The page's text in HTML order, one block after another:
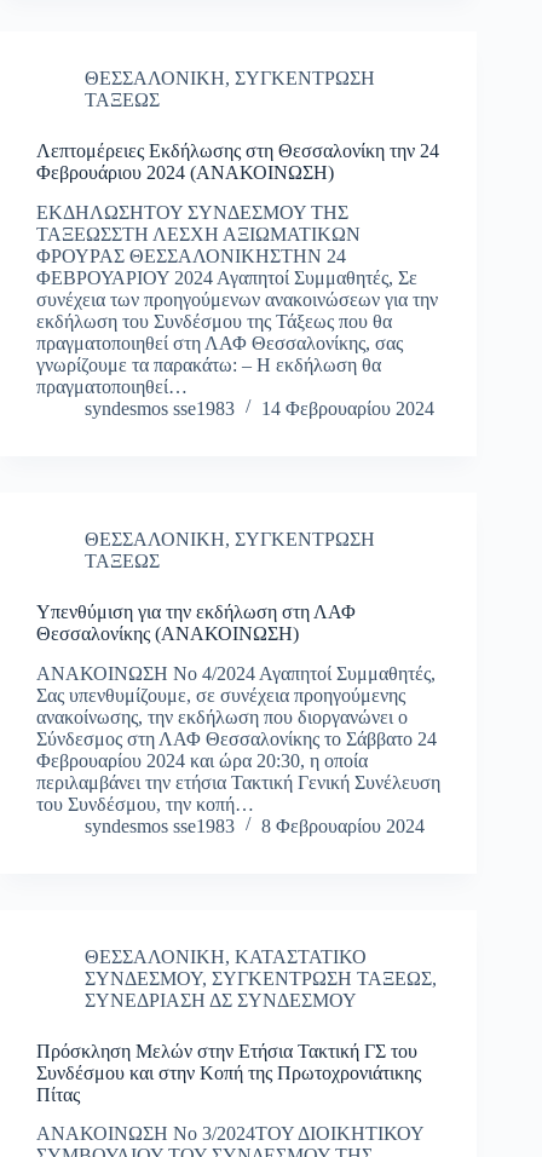
ΘΕΣΣΑΛΟΝΙΚΗ, ΣΥΓΚΕΝΤΡΩΣΗ
ΤΑΞΕΩΣ
Λεπτομέρειες Εκδήλωσης στη Θεσσαλονίκη την 24
Φεβρουάριου 2024 (ΑΝΑΚΟΙΝΩΣΗ)
ΕΚΔΗΛΩΣΗΤΟΥ ΣΥΝΔΕΣΜΟΥ ΤΗΣ
ΤΑΞΕΩΣΣΤΗ ΛΕΣΧΗ ΑΞΙΩΜΑΤΙΚΩΝ
ΦΡΟΥΡΑΣ ΘΕΣΣΑΛΟΝΙΚΗΣΤΗΝ 24
ΦΕΒΡΟΥΑΡΙΟΥ 2024 Αγαπητοί Συμμαθητές, Σε
συνέχεια των προηγούμενων ανακοινώσεων για την
εκδήλωση του Συνδέσμου της Τάξεως που θα
πραγματοποιηθεί στη ΛΑΦ Θεσσαλονίκης, σας
γνωρίζουμε τα παρακάτω: – Η εκδήλωση θα
πραγματοποιηθεί…
syndesmos sse1983
14 Φεβρουαρίου 2024
ΘΕΣΣΑΛΟΝΙΚΗ, ΣΥΓΚΕΝΤΡΩΣΗ
ΤΑΞΕΩΣ
Υπενθύμιση για την εκδήλωση στη ΛΑΦ
Θεσσαλονίκης (ΑΝΑΚΟΙΝΩΣΗ)
ΑΝΑΚΟΙΝΩΣΗ Νο 4/2024 Αγαπητοί Συμμαθητές,
Σας υπενθυμίζουμε, σε συνέχεια προηγούμενης
ανακοίνωσης, την εκδήλωση που διοργανώνει ο
Σύνδεσμος στη ΛΑΦ Θεσσαλονίκης το Σάββατο 24
Φεβρουαρίου 2024 και ώρα 20:30, η οποία
περιλαμβάνει την ετήσια Τακτική Γενική Συνέλευση
του Συνδέσμου, την κοπή…
syndesmos sse1983
8 Φεβρουαρίου 2024
ΘΕΣΣΑΛΟΝΙΚΗ, ΚΑΤΑΣΤΑΤΙΚΟ
ΣΥΝΔΕΣΜΟΥ, ΣΥΓΚΕΝΤΡΩΣΗ ΤΑΞΕΩΣ,
ΣΥΝΕΔΡΙΑΣΗ ΔΣ ΣΥΝΔΕΣΜΟΥ
Πρόσκληση Μελών στην Ετήσια Τακτική ΓΣ του
Συνδέσμου και στην Κοπή της Πρωτοχρονιάτικης
Πίτας
ΑΝΑΚΟΙΝΩΣΗ Νο 3/2024ΤΟΥ ΔΙΟΙΚΗΤΙΚΟΥ